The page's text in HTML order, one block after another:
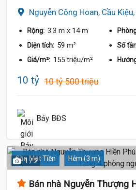
Nguyễn Công Hoan, Cầu
Rộng: 3.3 m x 14 m
Diện tích: 59 m² Số
Giá/m²: 155 triệu/m²
10 tỷ 10 tỷ 500 triệu
Bảy BĐS
Gần Mặt Tiền Hẻm (3 m)
1 / 2
Bán nhà Nguyễn Thượng